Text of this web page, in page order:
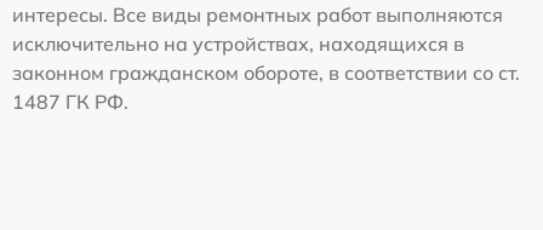
интересы. Все виды ремонтных работ выполняются
исключительно на устройствах, находящихся в
законном гражданском обороте, в соответствии со ст.
1487 ГК РФ.